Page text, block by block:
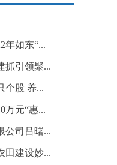
年如东“...
抓引领聚...
个股 养...
万元“惠...
公司吕曙...
田建设妙...